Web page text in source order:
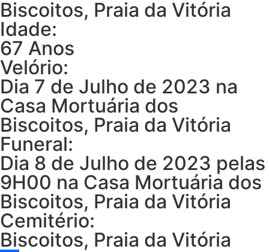
Biscoitos, Praia da Vitória
Idade:
67 Anos
Velório:
Dia 7 de Julho de 2023 na
Casa Mortuária dos
Biscoitos, Praia da Vitória
Funeral:
Dia 8 de Julho de 2023 pelas
9H00 na Casa Mortuária dos
Biscoitos, Praia da Vitória
Cemitério:
Biscoitos, Praia da Vitória